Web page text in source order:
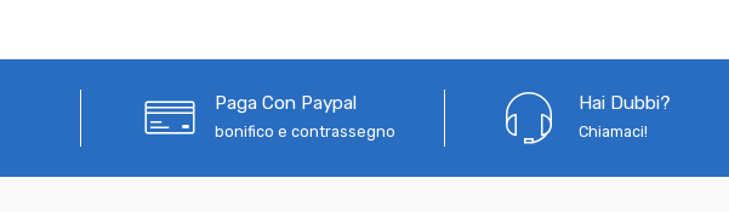
Paga Con Paypal
bonifico e contrassegno
Hai Dubbi?
Chiamaci!